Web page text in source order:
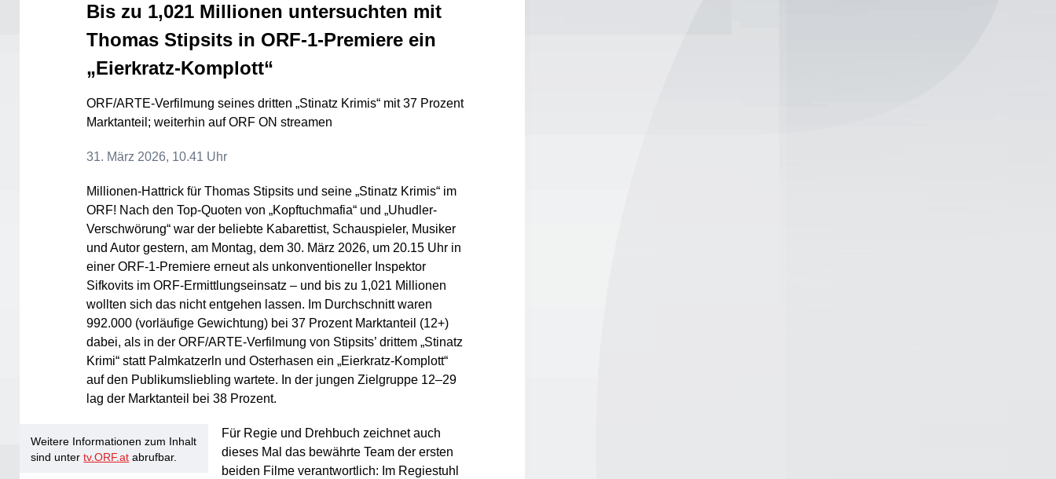
Bis zu 1,021 Millionen untersuchten mit
Thomas Stipsits in ORF-1-Premiere ein
„Eierkratz-Komplott“
ORF/ARTE-Verfilmung seines dritten „Stinatz Krimis“ mit 37 Prozent
Marktanteil; weiterhin auf ORF ON streamen
31. März 2026, 10.41 Uhr
Millionen-Hattrick für Thomas Stipsits und seine „Stinatz Krimis“ im
ORF! Nach den Top-Quoten von „Kopftuchmafia“ und „Uhudler-
Verschwörung“ war der beliebte Kabarettist, Schauspieler, Musiker
und Autor gestern, am Montag, dem 30. März 2026, um 20.15 Uhr in
einer ORF-1-Premiere erneut als unkonventioneller Inspektor
Sifkovits im ORF-Ermittlungseinsatz – und bis zu 1,021 Millionen
wollten sich das nicht entgehen lassen. Im Durchschnitt waren
992.000 (vorläufige Gewichtung) bei 37 Prozent Marktanteil (12+)
dabei, als in der ORF/ARTE-Verfilmung von Stipsits’ drittem „Stinatz
Krimi“ statt Palmkatzerln und Osterhasen ein „Eierkratz-Komplott“
auf den Publikumsliebling wartete. In der jungen Zielgruppe 12–29
lag der Marktanteil bei 38 Prozent.
Weitere Informationen zum Inhalt
sind untertv.ORF.at abrufbar.
Für Regie und Drehbuch zeichnet auch
dieses Mal das bewährte Team der ersten
beiden Filme verantwortlich: Im Regiestuhl